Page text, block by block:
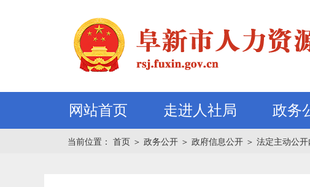
网站首页 走进人社局 政务
当前位置： 首页 ＞ 政务公开 ＞ 政府信息公开 ＞ 法定主动公开